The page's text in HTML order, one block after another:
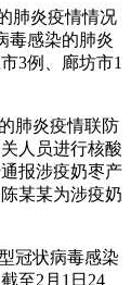
肺炎疫情情况
毒感染的肺炎
3例、廊坊市1
肺炎疫情联防
人员进行核酸
报涉疫奶枣产
某某为涉疫奶
冠状病毒感染
至2月1日24